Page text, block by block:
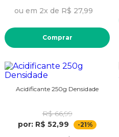
ou em 2x de R$ 27,99
Comprar
Acidificante 250g Densidade
R$ 66,99
por: R$ 52,99
-21%